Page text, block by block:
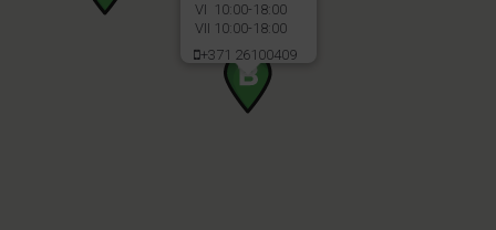
VI 10:00-18:00
VII 10:00-18:00
+371 26100409